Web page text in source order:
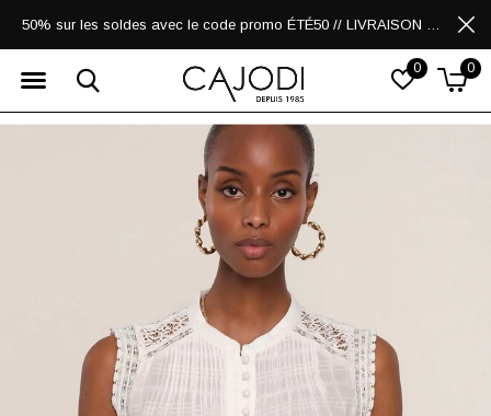
0 0
50% sur les soldes avec le code promo ÉTÉ50 // LIVRAISON GRATUITE POUR LES ACHATS DE 250$ ET PLUS